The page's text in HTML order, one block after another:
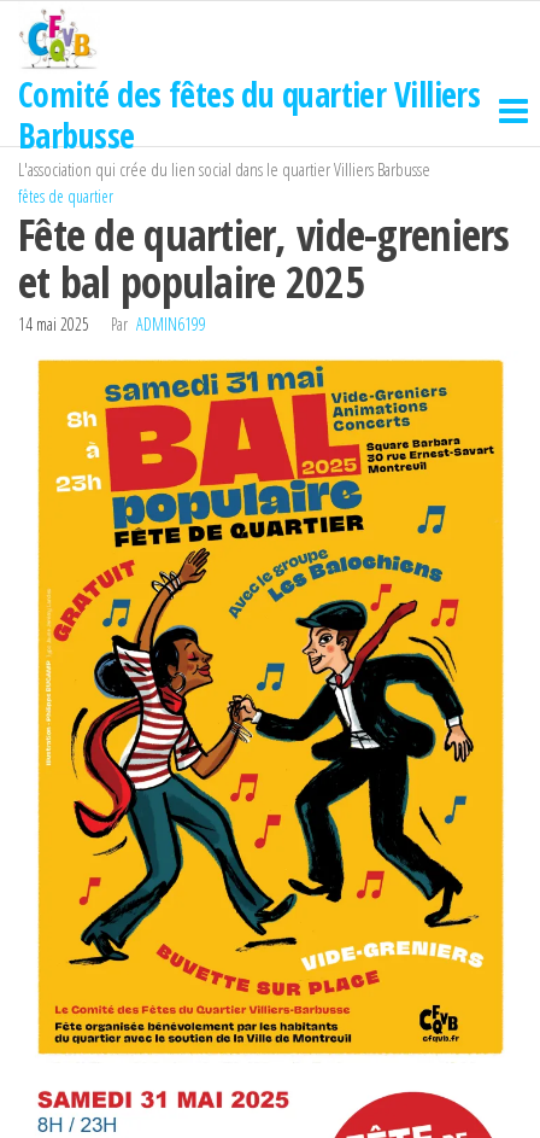
Passer
contenu
Comité des fêtes du quartier Villiers
Barbusse
L'association qui crée du lien social dans le quartier Villiers Barbusse
fêtes de quartier
Fête de quartier, vide-greniers
et bal populaire 2025
14 mai 2025 Par ADMIN6199